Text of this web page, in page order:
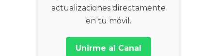
actualizaciones directamente
en tu móvil.
Unirme al Canal